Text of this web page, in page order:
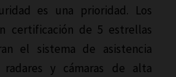
es una prioridad. Los
certificación de 5 estrellas
el sistema de asistencia
y cámaras de alta